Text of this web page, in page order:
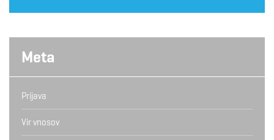
Meta
Prijava
Vir vnosov